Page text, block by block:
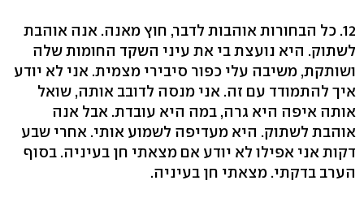
12. כל הבחורות אוהבות לדבר, חוץ מאנה. אנה אוהבת
לשתוק. היא נועצת בי את עיני השקד החומות שלה
ושותקת, משיבה עלי כפור סיבירי מצמית. אני לא יודע
איך להתמודד עם זה. אני מנסה לדובב אותה, שואל
אותה איפה היא גרה, במה היא עובדת. אבל אנה
אוהבת לשתוק. היא מעדיפה לשמוע אותי. אחרי שבע
דקות אני אפילו לא יודע אם מצאתי חן בעיניה. בסוף
הערב בדקתי. מצאתי חן בעיניה.